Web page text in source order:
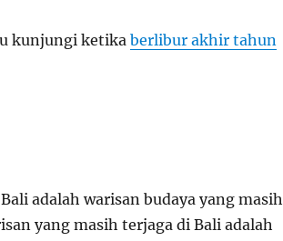
kunjungi ketikaberlibur akhir tahun
adalah warisan budaya yang masih
yang masih terjaga di Bali adalah